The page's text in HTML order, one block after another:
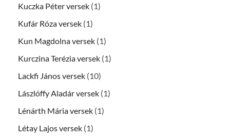
Kuczka Péter versek (1)
Kufár Róza versek (1)
Kun Magdolna versek (1)
Kurczina Terézia versek (1)
Lackfi János versek (10)
Lászlóffy Aladár versek (1)
Lénárth Mária versek (1)
Létay Lajos versek (1)